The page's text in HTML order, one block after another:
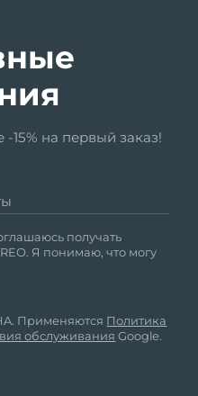
15% на первый заказ!
получать
Я понимаю, что могу
Применяются Политика
обслуживания Google.